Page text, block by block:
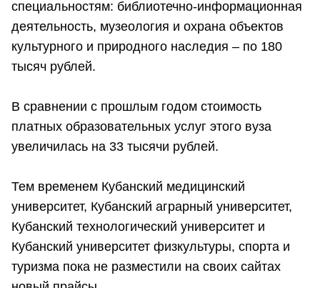
специальностям: библиотечно-информационная
деятельность, музеология и охрана объектов
культурного и природного наследия – по 180
тысяч рублей.
В сравнении с прошлым годом стоимость
платных образовательных услуг этого вуза
увеличилась на 33 тысячи рублей.
Тем временем Кубанский медицинский
университет, Кубанский аграрный университет,
Кубанский технологический университет и
Кубанский университет физкультуры, спорта и
туризма пока не разместили на своих сайтах